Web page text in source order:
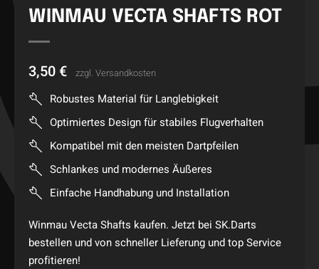
WINMAU VECTA SHAFTS ROT
3,50 € zzgl. Versandkosten
Robustes Material für Langlebigkeit
Optimiertes Design für stabiles Flugverhalten
Kompatibel mit den meisten Dartpfeilen
Schlankes und modernes Äußeres
Einfache Handhabung und Installation
Winmau Vecta Shafts kaufen. Jetzt bei SK.Darts
bestellen und von schneller Lieferung und top Service
profitieren!